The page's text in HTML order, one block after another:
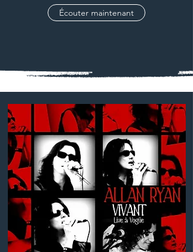
Écouter maintenant